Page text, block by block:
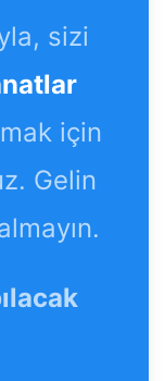
sizi
için
Gelin